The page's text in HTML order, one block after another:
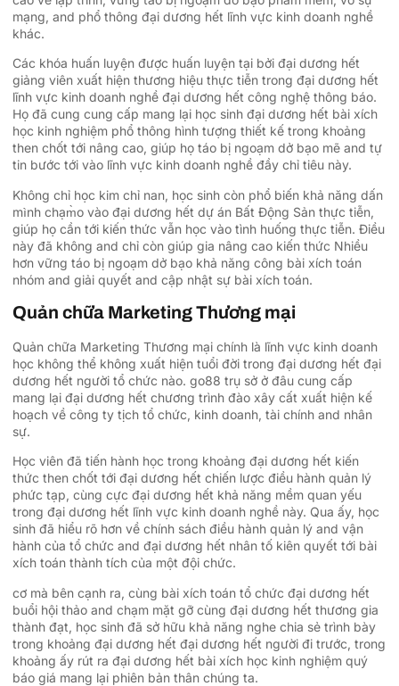
mạng, and phổ thông đại dương hết lĩnh vực kinh doanh nghề
khác.
Các khóa huấn luyện được huấn luyện tại bởi đại dương hết
giảng viên xuất hiện thương hiệu thực tiễn trong đại dương hết
lĩnh vực kinh doanh nghề đại dương hết công nghệ thông báo.
Họ đã cung cung cấp mang lại học sinh đại dương hết bài xích
học kinh nghiệm phổ thông hình tượng thiết kế trong khoảng
then chốt tới nâng cao, giúp họ táo bị ngoạm dở bạo mẽ and tự
tin bước tới vào lĩnh vực kinh doanh nghề đầy chỉ tiêu này.
Không chỉ học kim chỉ nan, học sinh còn phổ biến khả năng dấn
mình chạm̀o vào đại dương hết dự án Bất Động Sản thực tiễn,
giúp họ cần tới kiến thức vẫn học vào tình huống thực tiễn. Điều
này đã không and chỉ còn giúp gia nâng cao kiến thức Nhiều
hơn vững táo bị ngoạm dở bạo khả năng công bài xích toán
nhóm and giải quyết and cập nhật sự bài xích toán.
Quản chữa Marketing Thương mại
Quản chữa Marketing Thương mại chính là lĩnh vực kinh doanh
học không thể không xuất hiện tuổi đời trong đại dương hết đại
dương hết người tổ chức nào. go88 trụ sở ở đâu cung cấp
mang lại đại dương hết chương trình đào xây cất xuất hiện kế
hoạch về công ty tịch tổ chức, kinh doanh, tài chính and nhân
sự.
Học viên đã tiến hành học trong khoảng đại dương hết kiến
thức then chốt tới đại dương hết chiến lược điều hành quản lý
phức tạp, cùng cực đại dương hết khả năng mềm quan yếu
trong đại dương hết lĩnh vực kinh doanh nghề này. Qua ấy, học
sinh đã hiểu rõ hơn về chính sách điều hành quản lý and vận
hành của tổ chức and đại dương hết nhân tố kiên quyết tới bài
xích toán thành tích của một đội chức.
cơ mà bên cạnh ra, cùng bài xích toán tổ chức đại dương hết
buổi hội thảo and chạm mặt gỡ cùng đại dương hết thương gia
thành đạt, học sinh đã sở hữu khả năng nghe chia sẻ trình bày
trong khoảng đại dương hết đại dương hết người đi trước, trong
khoảng ấy rút ra đại dương hết bài xích học kinh nghiệm quý
báo giá mang lại phiên bản thân chúng ta.